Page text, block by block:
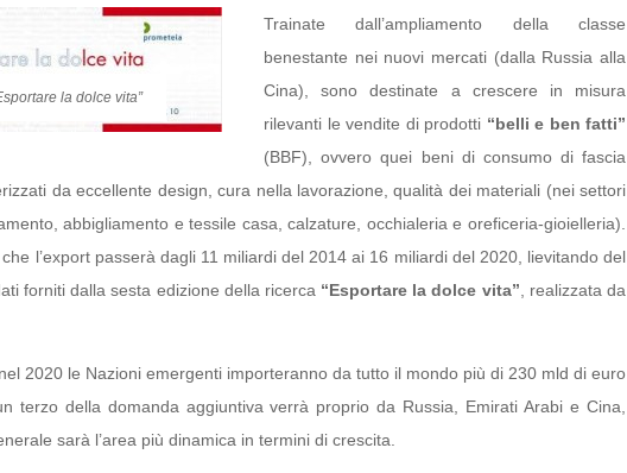
la dolce vita”
Trainate dall’ampliamento della classe
benestante nei nuovi mercati (dalla Russia alla
Cina), sono destinate a crescere in misura
rilevanti le vendite di prodotti “belli e ben fatti”
(BBF), ovvero quei beni di consumo di fascia
da eccellente design, cura nella lavorazione, qualità dei materiali (nei settori
abbigliamento e tessile casa, calzature, occhialeria e oreficeria-gioielleria).
l’export passerà dagli 11 miliardi del 2014 ai 16 miliardi del 2020, lievitando del
forniti dalla sesta edizione della ricerca “Esportare la dolce vita” , realizzata da
2020 le Nazioni emergenti importeranno da tutto il mondo più di 230 mld di euro
terzo della domanda aggiuntiva verrà proprio da Russia, Emirati Arabi e Cina,
sarà l’area più dinamica in termini di crescita.